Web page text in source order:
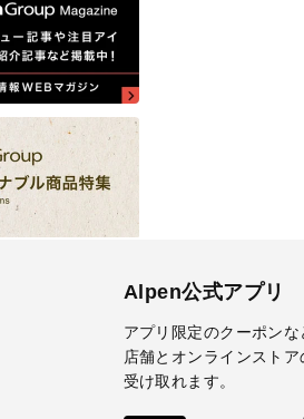
Alpen公式アプリ
アプリ限定のクーポンな
店舗とオンラインスト
受け取れます。